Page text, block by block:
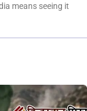
means seeing it